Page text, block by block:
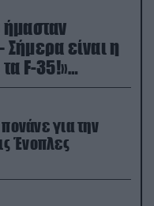
Σήμερα είναι η
F-35!»
για την
Ένοπλες